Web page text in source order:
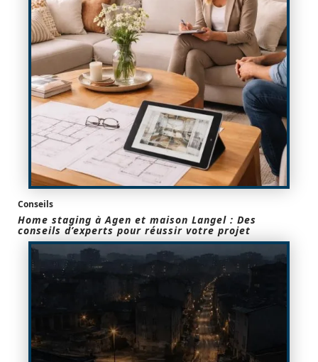
Conseils
Home staging à Agen et maison Langel : Des
conseils d’experts pour réussir votre projet